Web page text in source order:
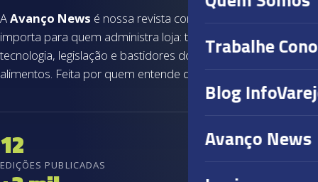
Trabalhe
Blog
Avanço News
AAvanço News é nossa revista com o que realmente
importa para quem administra loja: tendências, cases,
tecnologia, legislação e bastidores do varejo de
alimentos. Feita por quem entende do setor.
12
EDIÇÕES PUBLICADAS